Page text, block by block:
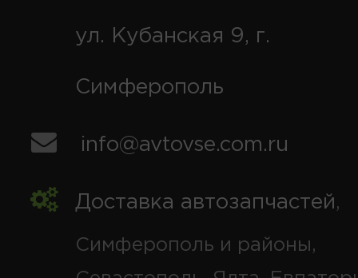
ул. Кубанская 9, г.
Симферополь
info@avtovse.com.ru
Доставка автозапчастей,
Симферополь и районы,